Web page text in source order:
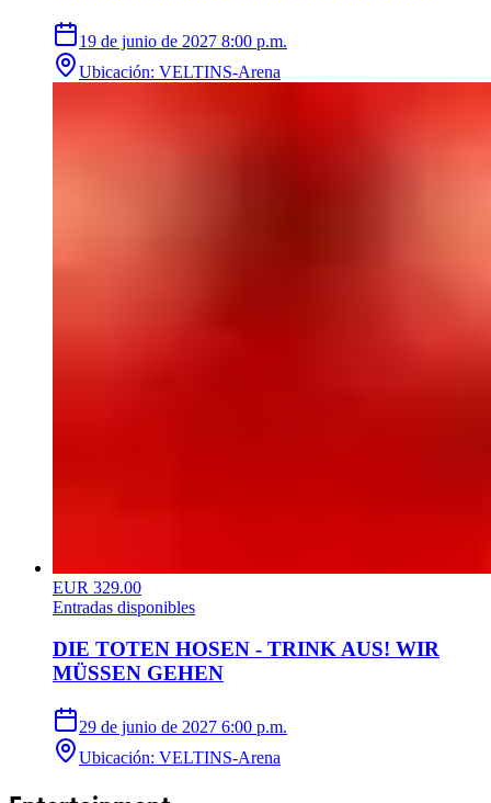
19 de junio de 2027 8:00 p.m.
Ubicación: VELTINS-Arena
EUR 329.00
Entradas disponibles
DIE TOTEN HOSEN - TRINK AUS! WIR
MÜSSEN GEHEN
29 de junio de 2027 6:00 p.m.
Ubicación: VELTINS-Arena